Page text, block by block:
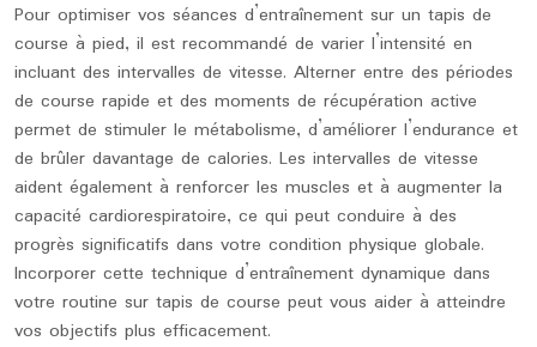
Pour optimiser vos séances d’entraînement sur un tapis de
course à pied, il est recommandé de varier l’intensité en
incluant des intervalles de vitesse. Alterner entre des périodes
de course rapide et des moments de récupération active
permet de stimuler le métabolisme, d’améliorer l’endurance et
de brûler davantage de calories. Les intervalles de vitesse
aident également à renforcer les muscles et à augmenter la
capacité cardiorespiratoire, ce qui peut conduire à des
progrès significatifs dans votre condition physique globale.
Incorporer cette technique d’entraînement dynamique dans
votre routine sur tapis de course peut vous aider à atteindre
vos objectifs plus efficacement.